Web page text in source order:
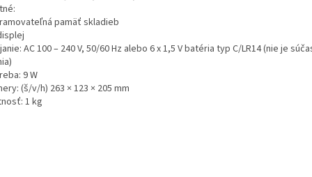
pamäť skladieb
AC 100 – 240 V, 50/60 Hz alebo 6 x 1,5 V batéria typ C/LR14 (nie je
9 W
(š/v/h) 263 × 123 × 205 mm
1 kg